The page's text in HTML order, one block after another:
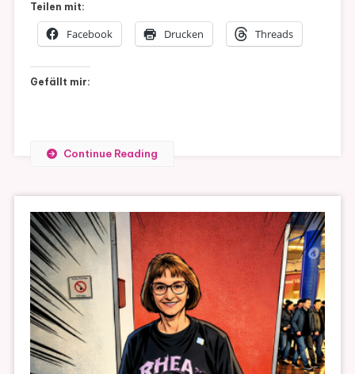
Teilen mit:
Facebook Drucken Threads
Gefällt mir:
Continue Reading